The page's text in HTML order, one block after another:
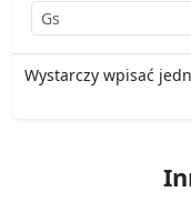
Wystarczy wpisać